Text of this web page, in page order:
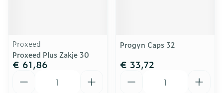
Proxeed
Proxeed Plus Zakje 30
€ 61,86
Progyn Caps 32
€ 33,72